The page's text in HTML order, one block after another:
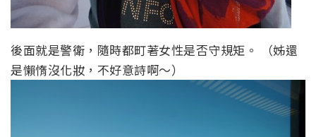
後面就是警衛，隨時都町著女性是否守規矩。 （姊還
是懶惰沒化妝，不好意詩啊～）